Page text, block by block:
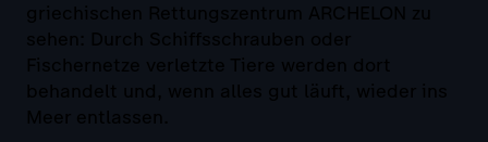
griechischen Rettungszentrum ARCHELON zu
sehen: Durch Schiffsschrauben oder
Fischernetze verletzte Tiere werden dort
behandelt und, wenn alles gut läuft, wieder ins
Meer entlassen.